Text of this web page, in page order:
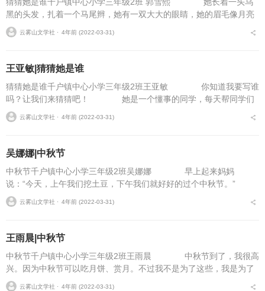
猜猜她是谁千户镇中心小学三年级2班 郭雪熙 她长着一头乌
黑的头发，扎着一个马尾辫，她有一双大大的眼睛，她的眉毛像月亮
似的。 她喜欢跳绳，总是让她的爸爸买很多各种各样的绳
子，她...
云雾山文学社 ⋅ 4年前 (2022-03-31)
王亚敏|猜猜她是谁
猜猜她是谁千户镇中心小学三年级2班王亚敏 你知道我要写谁
吗？让我们来猜猜吧！ 她是一个懂事的同学，每天帮同学们
发本子和领读课文。她有一个金灿灿的眼睛，白白的脸蛋，小小的嘴
巴像个小三角形，...
云雾山文学社 ⋅ 4年前 (2022-03-31)
吴娜娜|中秋节
中秋节千户镇中心小学三年级2班吴娜娜 早上起来妈妈
说：“今天，上午我们挖土豆，下午我们就好好的过个中秋节。”
我们整整挖了一上午，我和姐姐、妈妈、爷爷来挖土豆，中午吃
完饭，我吃了几个月饼...
云雾山文学社 ⋅ 4年前 (2022-03-31)
王雨晨|中秋节
中秋节千户镇中心小学三年级2班王雨晨 中秋节到了，我很高
兴。因为中秋节可以吃月饼、赏月。不过我不是为了这些，我是为了
全家团圆，那一个圆圆的月亮就像一个很大的月饼，像征着全家团
云雾山文学社 ⋅ 4年前 (2022-03-31)